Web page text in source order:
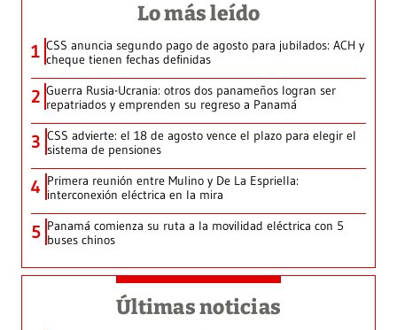
Lo más leído
1 CSS anuncia segundo pago de agosto para jubilados: ACH y
cheque tienen fechas definidas
2 Guerra Rusia-Ucrania: otros dos panameños logran ser
repatriados y emprenden su regreso a Panamá
3 CSS advierte: el 18 de agosto vence el plazo para elegir el
sistema de pensiones
4 Primera reunión entre Mulino y De La Espriella:
interconexión eléctrica en la mira
5 Panamá comienza su ruta a la movilidad eléctrica con 5
buses chinos
Últimas noticias